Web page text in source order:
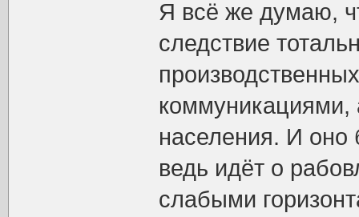
Я всё же думаю,
следствие
коммуникациями,
населения. И оно
ведь идёт о
слабыми